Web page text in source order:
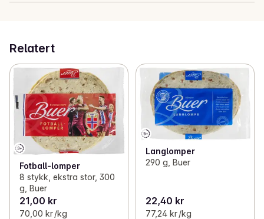
Relatert
Fotball-lomper
8 stykk, ekstra stor, 300
g, Buer
21,00 kr
70,00 kr /kg
Langlomper
290 g, Buer
22,40 kr
77,24 kr /kg